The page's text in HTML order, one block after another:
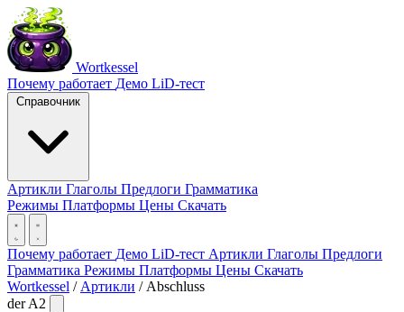
Wortkessel
Почему работает Демо LiD-тест
Справочник
Артикли Глаголы Предлоги Грамматика
Режимы Платформы Цены Скачать
Почему работает Демо LiD-тест Артикли Глаголы Предлоги
Грамматика Режимы Платформы Цены Скачать
Wortkessel / Артикли / Abschluss
derA2